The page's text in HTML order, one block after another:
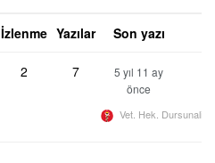
İzlenme Yazılar Son yazı
2 7
5 yıl 11 ay
önce
Vet. Hek. Dursunali